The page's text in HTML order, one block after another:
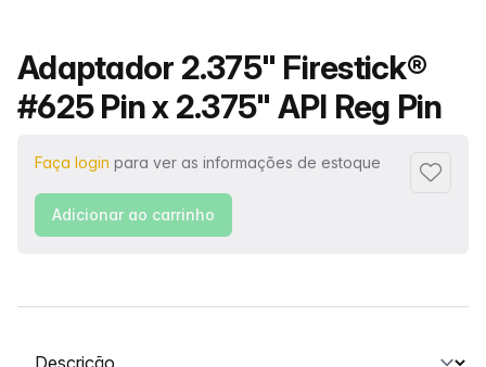
Nome do produto
Adaptador 2.375" Firestick®
#625 Pin x 2.375" API Reg Pin
Faça login para ver as informações de estoque
Adicionar ao carrinho
Selecione uma guia